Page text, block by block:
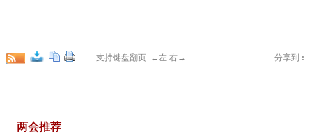
支持键盘翻页 ←左 右→ 分享到 :
两会推荐